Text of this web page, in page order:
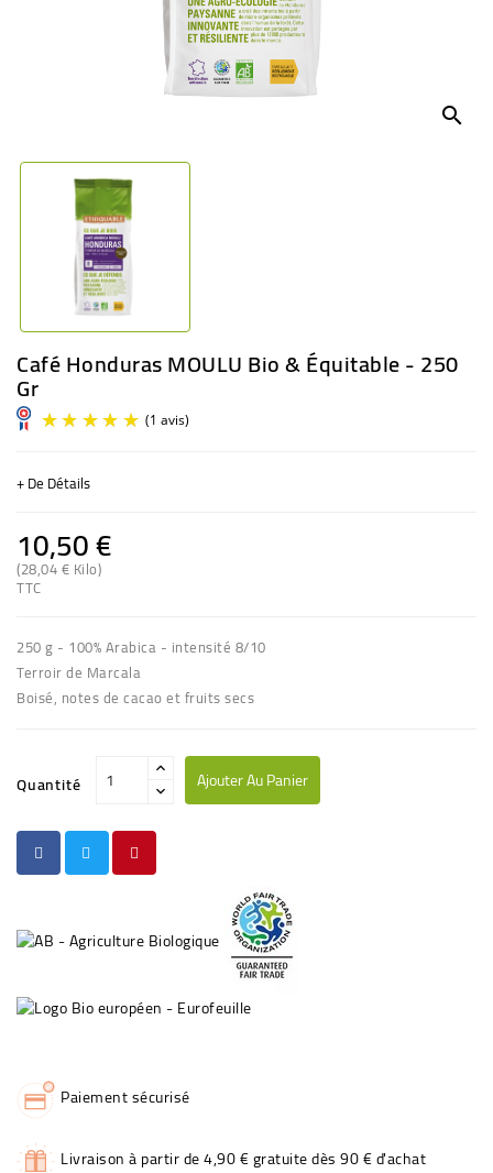
search
Café Honduras MOULU Bio & Équitable - 250
Gr
+ De Détails
10,50 €
(28,04 € Kilo)
TTC
250 g - 100% Arabica - intensité 8/10
Terroir de Marcala
Boisé, notes de cacao et fruits secs
Quantité Ajouter Au Panier
Paiement sécurisé
Livraison à partir de 4,90 € gratuite dès 90 € d'achat